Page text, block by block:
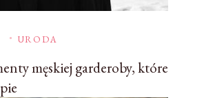
URODA
męskiej garderoby, które